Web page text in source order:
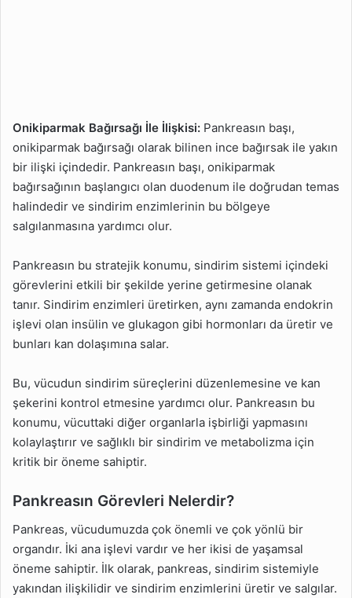
Onikiparmak Bağırsağı İle İlişkisi: Pankreasın başı,
onikiparmak bağırsağı olarak bilinen ince bağırsak ile yakın
bir ilişki içindedir. Pankreasın başı, onikiparmak
bağırsağının başlangıcı olan duodenum ile doğrudan temas
halindedir ve sindirim enzimlerinin bu bölgeye
salgılanmasına yardımcı olur.
Pankreasın bu stratejik konumu, sindirim sistemi içindeki
görevlerini etkili bir şekilde yerine getirmesine olanak
tanır. Sindirim enzimleri üretirken, aynı zamanda endokrin
işlevi olan insülin ve glukagon gibi hormonları da üretir ve
bunları kan dolaşımına salar.
Bu, vücudun sindirim süreçlerini düzenlemesine ve kan
şekerini kontrol etmesine yardımcı olur. Pankreasın bu
konumu, vücuttaki diğer organlarla işbirliği yapmasını
kolaylaştırır ve sağlıklı bir sindirim ve metabolizma için
kritik bir öneme sahiptir.
Pankreasın Görevleri Nelerdir?
Pankreas, vücudumuzda çok önemli ve çok yönlü bir
organdır. İki ana işlevi vardır ve her ikisi de yaşamsal
öneme sahiptir. İlk olarak, pankreas, sindirim sistemiyle
yakından ilişkilidir ve sindirim enzimlerini üretir ve salgılar.